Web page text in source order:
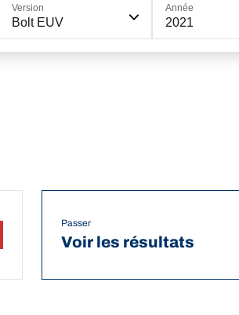
Version
Bolt EUV
Année
2021
Passer
Voir les résultats